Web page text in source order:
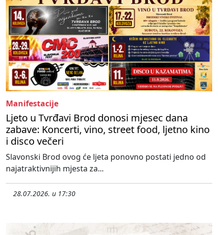
Manifestacije
Ljeto u Tvrđavi Brod donosi mjesec dana
zabave: Koncerti, vino, street food, ljetno kino
i disco večeri
Slavonski Brod ovog će ljeta ponovno postati jedno od
najatraktivnijih mjesta za...
28.07.2026. u 17:30